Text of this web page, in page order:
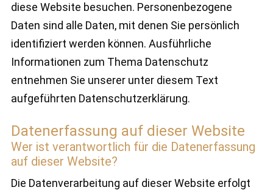
diese Website besuchen. Personenbezogene
Daten sind alle Daten, mit denen Sie persönlich
identifiziert werden können. Ausführliche
Informationen zum Thema Datenschutz
entnehmen Sie unserer unter diesem Text
aufgeführten Datenschutzerklärung.
Datenerfassung auf dieser Website
Wer ist verantwortlich für die Datenerfassung
auf dieser Website?
Die Datenverarbeitung auf dieser Website erfolgt